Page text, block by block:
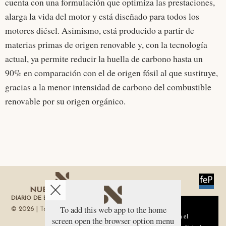
alarga la vida del motor y está diseñado para todos los
motores diésel. Asimismo, está producido a partir de
materias primas de origen renovable y, con la tecnología
actual, ya permite reducir la huella de carbono hasta un
90% en comparación con el de origen fósil al que sustituye,
gracias a la menor intensidad de carbono del combustible
renovable por su origen orgánico.
DIARIO DE ECONOMÍA DE LA REGIÓN DE MURCIA
© 2026 | Todos los derechos reservados
To add this web app to the home
screen open the browser option menu
Aviso sobre el Uso de cookies:
Utilizamos cookies nuestras y de terceros para el